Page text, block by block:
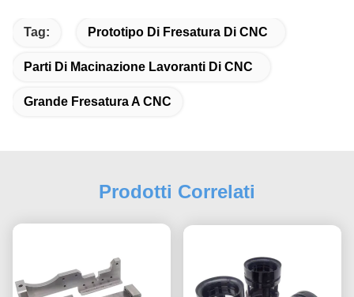
Tag: Prototipo Di Fresatura Di CNC
Parti Di Macinazione Lavoranti Di CNC
Grande Fresatura A CNC
Prodotti Correlati